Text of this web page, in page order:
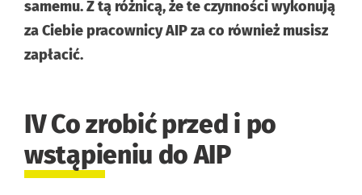
samemu. Z tą różnicą, że te czynności wykonują
za Ciebie pracownicy AIP za co również musisz
zapłacić.
IV Co zrobić przed i po
wstąpieniu do AIP